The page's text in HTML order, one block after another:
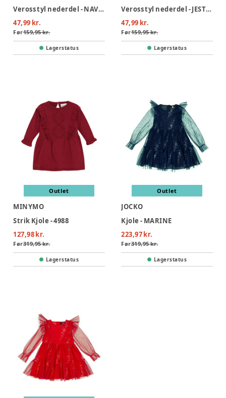
Veross tyl nederdel - NAVY BLAZE
47,99 kr.
Før159,95 kr.
Lagerstatus
Veross tyl nederdel - JESTERRED
47,99 kr.
Før159,95 kr.
Lagerstatus
Outlet
MINYMO
Strik Kjole - 4988
127,98 kr.
Før319,95 kr.
Lagerstatus
Outlet
JOCKO
Kjole - MARINE
223,97 kr.
Før319,95 kr.
Lagerstatus